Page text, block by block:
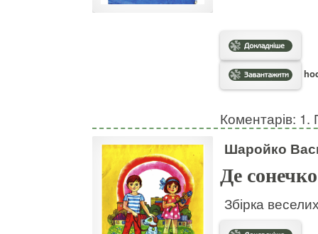
Коментарів: 1.
Шаройко
Де
Збірка